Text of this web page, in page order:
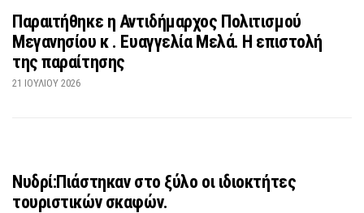
Παραιτήθηκε η Αντιδήμαρχος Πολιτισμού
Μεγανησίου κ . Ευαγγελία Μελά. Η επιστολή
της παραίτησης
21 ΙΟΥΛΊΟΥ 2026
Νυδρί:Πιάστηκαν στο ξύλο οι ιδιοκτήτες
τουριστικών σκαφών.